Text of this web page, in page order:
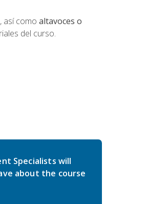
así como altavoces o
del curso.
Specialists will
about the course